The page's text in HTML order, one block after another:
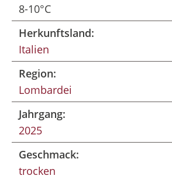
8-10°C
Herkunftsland:
Italien
Region:
Lombardei
Jahrgang:
2025
Geschmack:
trocken